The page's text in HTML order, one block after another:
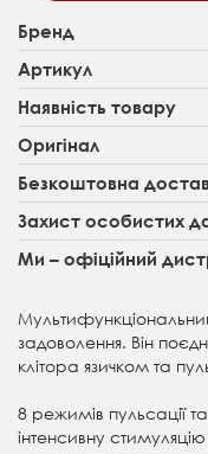
Бренд
Артикул
Наявність товару
Оригінал
Безкоштовна
Захист особистих
Ми – офіційний
задоволення. Він
клітора язичком та
8 режимів пульсації
інтенсивну стимуляцію